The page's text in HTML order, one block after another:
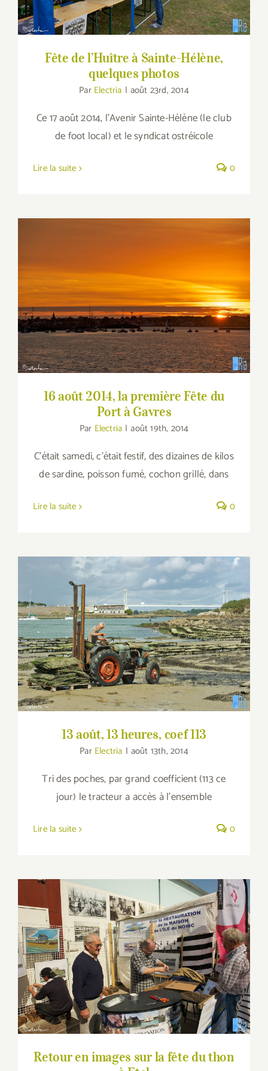
Fête de l’Huître à Sainte-Hélène,
quelques photos
Par Electria | août 23rd, 2014
Ce 17 août 2014, l'Avenir Sainte-Hélène (le club
de foot local) et le syndicat ostréicole
Lire la suite 0
16 août 2014, la première Fête du Port à
Gavres
16 août 2014, la première Fête du
Port à Gavres
Par Electria | août 19th, 2014
C'était samedi, c'était festif, des dizaines de kilos
de sardine, poisson fumé, cochon grillé, dans
Lire la suite 0
13 août, 13 heures, coef 113
13 août, 13 heures, coef 113
Par Electria | août 13th, 2014
Tri des poches, par grand coefficient (113 ce
jour) le tracteur a accès à l'ensemble
Lire la suite 0
Retour en images sur la fête du thon à Etel
Retour en images sur la fête du thon